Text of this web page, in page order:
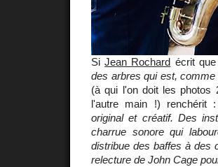
SiJean Rochard écrit
des arbres qui est,
(à qui l'on doit les photos
l'autre main !) renchérit :
original et créatif. Des
charrue sonore qui
distribue des baffes à des
relecture de John Cage